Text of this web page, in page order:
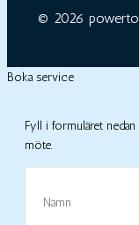
© 2026
Boka service
Fyll i formuläret
möte.